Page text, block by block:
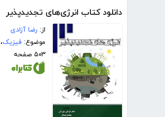
دانلود کتاب انرژی‌های تجدیدپذیر
از: رضا آزادی
موضوع: فیزیک،
۵۰۳ صفحه